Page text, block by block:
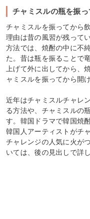
チャミスルの瓶を振っ
チャミスルを振ってから
理由は昔の風習が残って
方法では、焼酎の中に不
た。昔は瓶を振ることで
上げて外に出してから、
ャミスルを振ってから開
近年はチャミスルチャレ
る方法や、チャミスルの
す。韓国ドラマで韓国焼
韓国人アーティストがチ
チャレンジの人気に火が
いては、後の見出しで詳